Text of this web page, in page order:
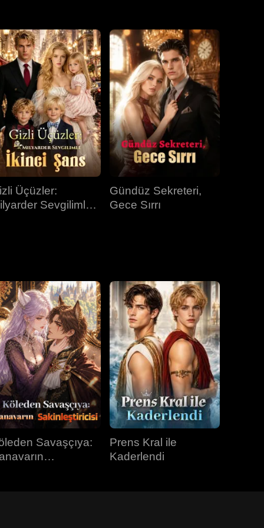
34.bölüm 35.bölüm 36.bölüm
37.bölüm 38.bölüm
40.bölüm
Üçüzler:
Sevgilimle
Gündüz Sekreteri,
Gece Sırrı
Savaşçıya:
Prens Kral ile
Kaderlendi